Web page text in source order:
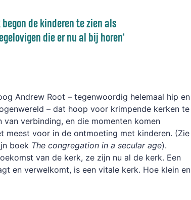
de kinderen te zien als
die er nu al bij horen'
Andrew Root – tegenwoordig helemaal hip en
– dat hoop voor krimpende kerken te
van verbinding, en die momenten komen
meest voor in de ontmoeting met kinderen. (Zie
boek The congregation in a secular age).
van de kerk, ze zijn nu al de kerk. Een
en verwelkomt, is een vitale kerk. Hoe klein en